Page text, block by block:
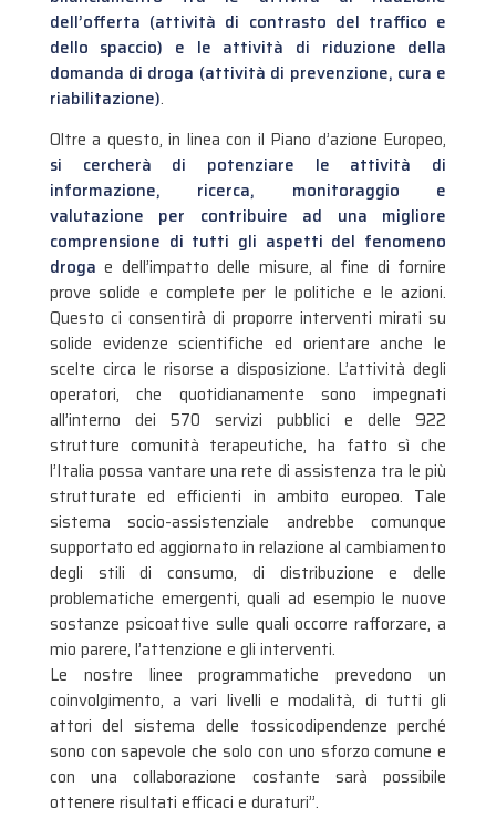
dell’offerta (attività di contrasto del traffico e
dello spaccio) e le attività di riduzione della
domanda di droga (attività di prevenzione, cura e
riabilitazione).
Oltre a questo, in linea con il Piano d’azione Europeo,
si cercherà di potenziare le attività di
informazione, ricerca, monitoraggio e
valutazione per contribuire ad una migliore
comprensione di tutti gli aspetti del fenomeno
droga e dell’impatto delle misure, al fine di fornire
prove solide e complete per le politiche e le azioni.
Questo ci consentirà di proporre interventi mirati su
solide evidenze scientifiche ed orientare anche le
scelte circa le risorse a disposizione. L’attività degli
operatori, che quotidianamente sono impegnati
all’interno dei 570 servizi pubblici e delle 922
strutture comunità terapeutiche, ha fatto sì che
l’Italia possa vantare una rete di assistenza tra le più
strutturate ed efficienti in ambito europeo. Tale
sistema socio-assistenziale andrebbe comunque
supportato ed aggiornato in relazione al cambiamento
degli stili di consumo, di distribuzione e delle
problematiche emergenti, quali ad esempio le nuove
sostanze psicoattive sulle quali occorre rafforzare, a
mio parere, l’attenzione e gli interventi.
Le nostre linee programmatiche prevedono un
coinvolgimento, a vari livelli e modalità, di tutti gli
attori del sistema delle tossicodipendenze perché
sono con sapevole che solo con uno sforzo comune e
con una collaborazione costante sarà possibile
ottenere risultati efficaci e duraturi”.